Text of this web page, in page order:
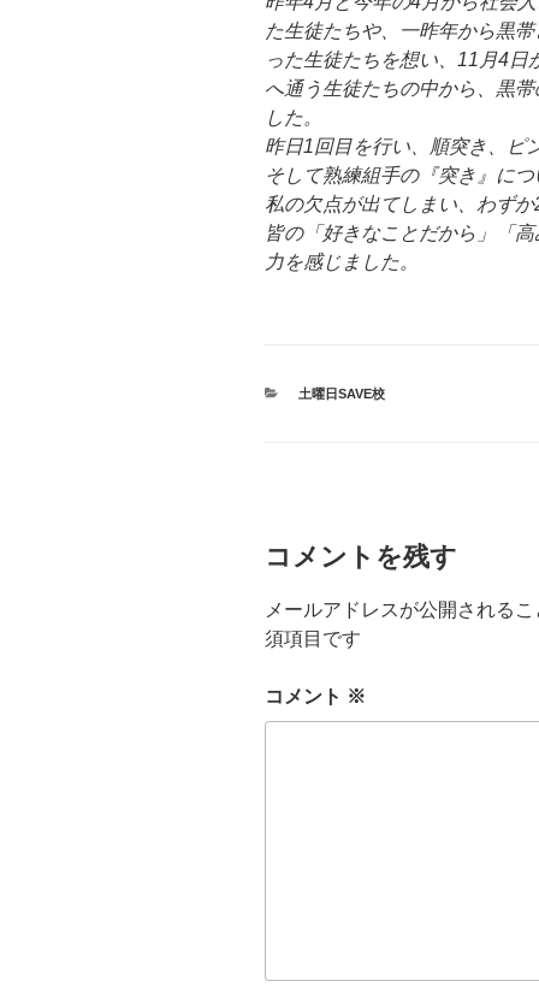
た生徒たちや、一昨年から黒
った生徒たちを想い、11月4
へ通う生徒たちの中から、黒
した。
昨日1回目を行い、順突き、ピ
そして熟練組手の『突き』に
私の欠点が出てしまい、わず
皆の「好きなことだから」「
力を感じました。
カ
土曜日SAVE校
コメントを残す
メールアドレスが公開される
須項目です
コメント ※